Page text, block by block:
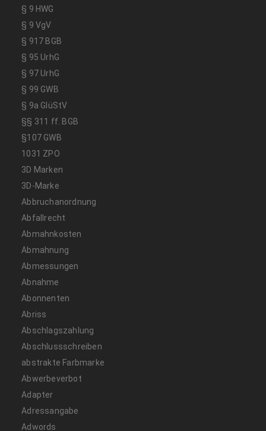
§ 9 HWG
§ 9 VgV
§ 917 BGB
§ 95 UrhG
§ 97 UrhG
§ 99 GWB
§ 9a GlüStV
§§ 311 ff. BGB
§107 GWB
1031 ZPO
3D Marken
3D-Marke
Abbruchanordnung
Abfallrecht
Abmahnkosten
Abmahnung
Abmessungen
Abnahme
Abonnenten
Abriss
Abschlagszahlung
Abschlussschreiben
abstrakte Farbmarke
Abwerbeverbot
Adapter
Adressangabe
Adwords